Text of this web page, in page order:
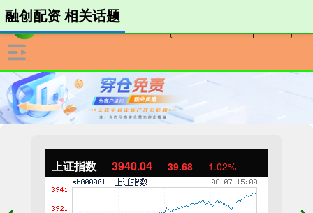
上证指数 3940.04 39.68 1.02%
融创配资 相关话题